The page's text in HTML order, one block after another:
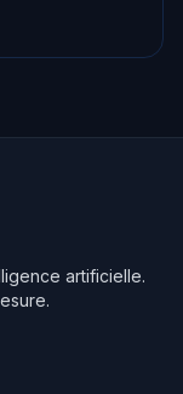
artificielle.